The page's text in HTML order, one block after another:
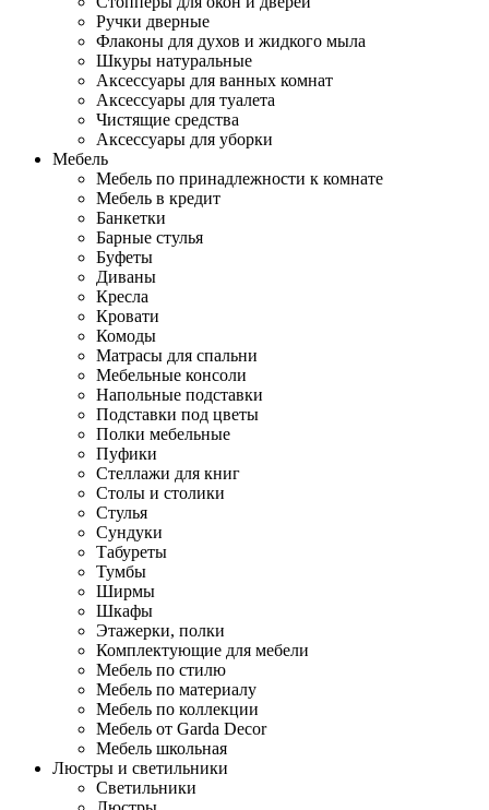
Ручки дверные
Флаконы для духов и жидкого мыла
Шкуры натуральные
Аксессуары для ванных комнат
Аксессуары для туалета
Чистящие средства
Аксессуары для уборки
Мебель
Мебель по принадлежности к комнате
Мебель в кредит
Банкетки
Барные стулья
Буфеты
Диваны
Кресла
Кровати
Комоды
Матрасы для спальни
Мебельные консоли
Напольные подставки
Подставки под цветы
Полки мебельные
Пуфики
Стеллажи для книг
Столы и столики
Стулья
Сундуки
Табуреты
Тумбы
Ширмы
Шкафы
Этажерки, полки
Комплектующие для мебели
Мебель по стилю
Мебель по материалу
Мебель по коллекции
Мебель от Garda Decor
Мебель школьная
Люстры и светильники
Светильники